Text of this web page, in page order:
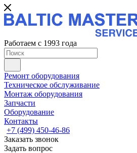
Работаем с 1993 года
Ремонт оборудования
Техническое обслуживание
Монтаж оборудования
Запчасти
Оборудование
Контакты
+7 (499) 450-46-86
Заказать звонок
Задать вопрос